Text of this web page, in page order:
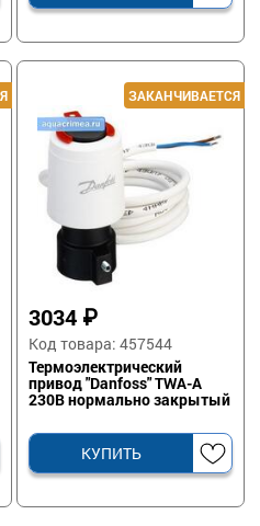
3034 ₽
Код товара: 457544
Термоэлектрический
привод "Danfoss" TWA-A
230В нормально закрытый
КУПИТЬ